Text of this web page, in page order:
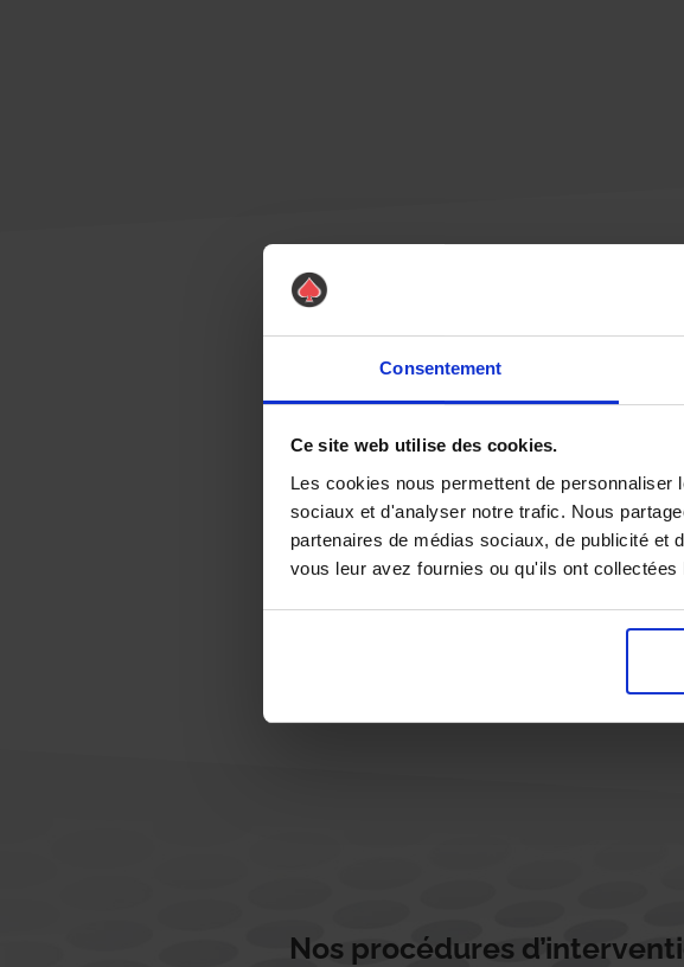
Consentement
Ce site web utilise des cookies.
Les cookies nous permettent de
sociaux et d'analyser notre trafic. Nous
partenaires de médias sociaux, de publicité et
vous leur avez fournies ou qu'ils ont
Nos procédures